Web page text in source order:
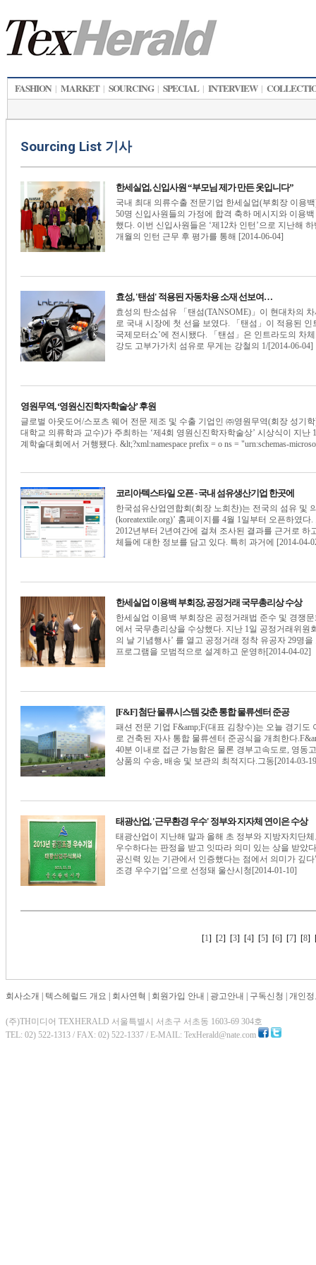
FASHION | MARKET | SOURCING | SPECIAL | INTERVIEW |
Sourcing List 기사
한세실업, 신입사원 “부모님 제가 만든 옷입니다”
국내 최대 의류수출 전문기업 한세실업(부회장 이용
50명 신입사원들의 가정에 합격 축하 메시지와 이용
했다. 이번 신입사원들은 ‘제12차 인턴’으로 지난해
개월의 인턴 근무 후 평가를 통해 [2014-06-04]
효성, '탠섬' 적용된 자동차용 소재 선보여…
효성의 탄소섬유 「탠섬(TANSOME)」이 현대차의
로 국내 시장에 첫 선을 보였다. 「탠섬」이 적용된
국제모터쇼’에 전시됐다. 「탠섬」은 인트라도의 차
강도 고부가가치 섬유로 무게는 강철의 1/[2014-06-04]
영원무역, ‘영원신진학자학술상’ 후원
글로벌 아웃도어/스포츠 웨어 전문 제조 및 수출 기업인 ㈜영원무역(회장 성기
대학교 의류학과 교수)가 주최하는 ‘제4회 영원신진학자학술상’ 시상식이 지
계학술대회에서 거행됐다. &lt;?xml:namespace prefix = o ns = "urn:schemas-
코리아텍스타일 오픈 - 국내 섬유생산기업 한곳에
한국섬유산업연합회(회장 노희찬)는 전국의 섬유 및
(koreatextile.org)’ 홈페이지를 4월 1일부터 오픈하였
2012년부터 2년여간에 걸쳐 조사된 결과를 근거로
체들에 대한 정보를 담고 있다. 특히 과거에 [2014-04-
한세실업 이용백 부회장, 공정거래 국무총리상 수상
한세실업 이용백 부회장은 공정거래법 준수 및 경쟁
에서 국무총리상을 수상했다. 지난 1일 공정거래위원
의 날 기념행사’ 를 열고 공정거래 정착 유공자 29명
프로그램을 모범적으로 설계하고 운영하[2014-04-02]
[F&F] 첨단 물류시스템 갖춘 통합 물류센터 준공
패션 전문 기업 F&amp;F(대표 김창수)는 오늘 경기
로 건축된 자사 통합 물류센터 준공식을 개최한다
40분 이내로 접근 가능함은 물론 경부고속도로, 영동
상품의 수송, 배송 및 보관의 최적지다.그동[2014-03-
태광산업, '근무환경 우수' 정부와 지자체 연이은 수상
태광산업이 지난해 말과 올해 초 정부와 지방자치단
우수하다는 판정을 받고 잇따라 의미 있는 상을 받았
공신력 있는 기관에서 인증했다는 점에서 의미가 깊
조경 우수기업’으로 선정돼 울산시청[2014-01-10]
[1] [2] [3] [4] [5] [6] [7] [8]
회사소개 텍스헤럴드 개요 회사연혁 회원가입 안내 광고안내 구독신청 개인
(주)TH미디어 TEXHERALD 서울특별시 서초구 서초동 1603-69 304호
TEL: 02) 522-1313 / FAX: 02) 522-1337 / E-MAIL: TexHerald@nate.com